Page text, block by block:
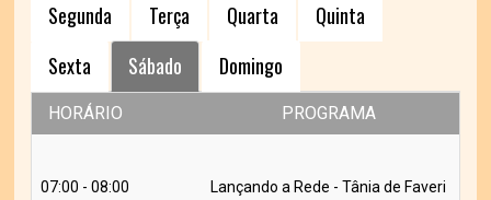
Segunda Terça Quarta
Quinta
Sexta
Sábado Domingo
HORÁRIO PROGRAMA
07:00 - 08:00 Lançando a Rede - Tânia de Faveri